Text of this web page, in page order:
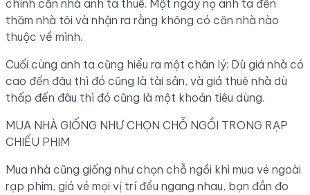
chính căn nhà anh ta thuê. Một ngày nọ anh ta đến
thăm nhà tôi và nhận ra rằng không có căn nhà nào
thuộc về mình.
Cuối cùng anh ta cũng hiểu ra một chân lý: Dù giá nhà có
cao đến đâu thì đó cũng là tài sản, và giá thuê nhà dù
thấp đến đâu thì đó cũng là một khoản tiêu dùng.
MUA NHÀ GIỐNG NHƯ CHỌN CHỖ NGỒI TRONG RẠP
CHIẾU PHIM
Mua nhà cũng giống như chọn chỗ ngồi khi mua vé ngoài
rạp phim, giá vé mọi vị trí đều ngang nhau, bạn đắn đo